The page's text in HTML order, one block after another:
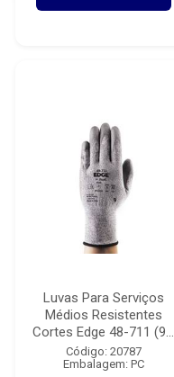
Luvas Para Serviços
Médios Resistentes
Cortes Edge 48-711 (9...
Código: 20787
Embalagem: PC